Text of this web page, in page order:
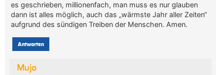
es geschrieben, millionenfach, man muss es nur glauben
dann ist alles möglich, auch das „wärmste Jahr aller Zeiten“
aufgrund des sündigen Treiben der Menschen. Amen.
Antworten
Mujo